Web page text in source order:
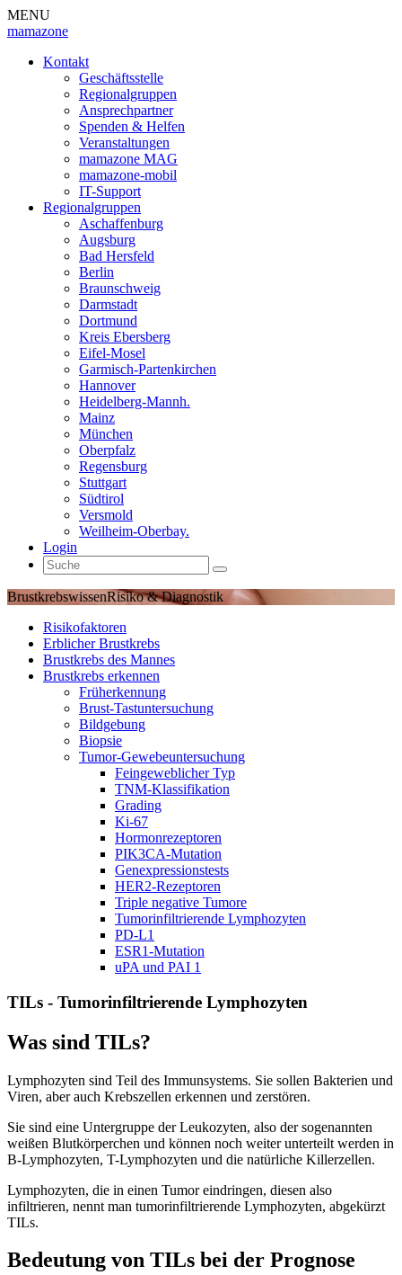
MENU
mamazone
Kontakt
Geschäftsstelle
Regionalgruppen
Ansprechpartner
Spenden & Helfen
Veranstaltungen
mamazone MAG
mamazone-mobil
IT-Support
Regionalgruppen
Aschaffenburg
Augsburg
Bad Hersfeld
Berlin
Braunschweig
Darmstadt
Dortmund
Kreis Ebersberg
Eifel-Mosel
Garmisch-Partenkirchen
Hannover
Heidelberg-Mannh.
Mainz
München
Oberpfalz
Regensburg
Stuttgart
Südtirol
Versmold
Weilheim-Oberbay.
Login
BrustkrebswissenRisiko & Diagnostik
Risikofaktoren
Erblicher Brustkrebs
Brustkrebs des Mannes
Brustkrebs erkennen
Früherkennung
Brust-Tastuntersuchung
Bildgebung
Biopsie
Tumor-Gewebeuntersuchung
Feingeweblicher Typ
TNM-Klassifikation
Grading
Ki-67
Hormonrezeptoren
PIK3CA-Mutation
Genexpressionstests
HER2-Rezeptoren
Triple negative Tumore
Tumorinfiltrierende Lymphozyten
PD-L1
ESR1-Mutation
uPA und PAI 1
TILs - Tumorinfiltrierende Lymphozyten
Was sind TILs?
Lymphozyten sind Teil des Immunsystems. Sie sollen Bakterien und
Viren, aber auch Krebszellen erkennen und zerstören.
Sie sind eine Untergruppe der Leukozyten, also der sogenannten
weißen Blutkörperchen und können noch weiter unterteilt werden in
B-Lymphozyten, T-Lymphozyten und die natürliche Killerzellen.
Lymphozyten, die in einen Tumor eindringen, diesen also
infiltrieren, nennt man tumorinfiltrierende Lymphozyten, abgekürzt
TILs.
Bedeutung von TILs bei der Prognose